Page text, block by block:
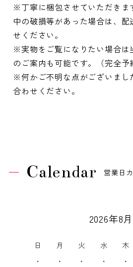
※丁寧に梱包させていただきま
中の破損等があった場合は、
せください。
※実物をご覧になりたい場合は
のご案内も可能です。（完全予
※何かご不明な点がございまし
合わせください。
Calendar 営業日
2026年8月
日 月 火 水 木
・
・ ・ ・ ・